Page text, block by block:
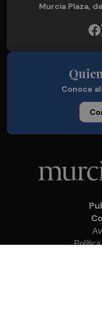
Murcia Plaza,
Conoce
Política